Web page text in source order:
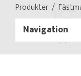
Produkter
Navigation